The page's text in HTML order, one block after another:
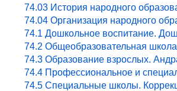
74.03 История народного
74.04 Организация народного
74.1 Дошкольное воспитание.
74.2 Общеобразовательная
74.3 Образование взрослых.
74.4 Профессиональное и
74.5 Специальные школы.